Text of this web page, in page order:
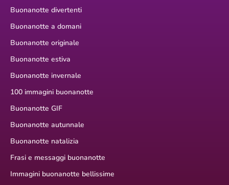
Buonanotte divertenti
Buonanotte a domani
Buonanotte originale
Buonanotte estiva
Buonanotte invernale
100 immagini buonanotte
Buonanotte GIF
Buonanotte autunnale
Buonanotte natalizia
Frasi e messaggi buonanotte
Immagini buonanotte bellissime